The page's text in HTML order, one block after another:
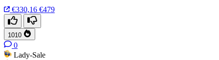
€330,16 €479
1010
0
Lady-Sale